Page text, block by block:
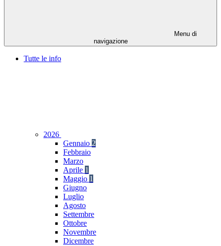
Menu di
navigazione
Tutte le info
2026
Gennaio 2
Febbraio
Marzo
Aprile 1
Maggio 1
Giugno
Luglio
Agosto
Settembre
Ottobre
Novembre
Dicembre